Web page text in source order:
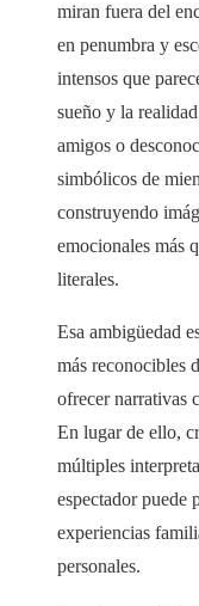
miran fuera del
en penumbra y
intensos que
sueño y la
amigos o
simbólicos de
construyendo
emocionales más
literales.
Esa ambigüedad
más reconocibles
ofrecer narrativas
En lugar de ello,
múltiples
espectador puede
experiencias
personales.